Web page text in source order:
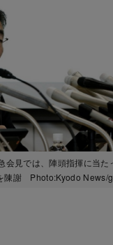
会見では、陣頭指揮に当た
陳謝 Photo:Kyodo News/